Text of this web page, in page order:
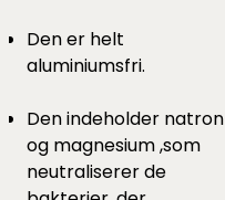
Den er helt
aluminiumsfri.
Den indeholder natron
og magnesium ,som
neutraliserer de